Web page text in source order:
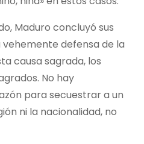
Maduro concluyó sus
defensa de la
causa sagrada, los
No hay
para secuestrar a un
ni la nacionalidad, no